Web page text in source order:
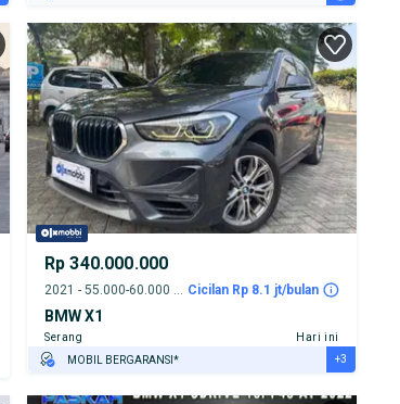
Rp 340.000.000
2021 - 55.000-60.000 km Cicilan Rp 8.1 jt/bulan
BMW X1
Serang
Hari ini
MOBIL BERGARANSI*
+3